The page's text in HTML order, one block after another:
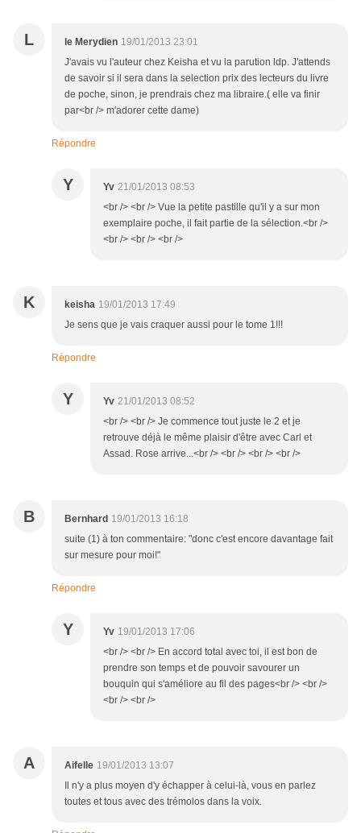
L le Merydien 19/01/2013 23:01
J'avais vu l'auteur chez Keisha et vu la parution ldp. J'attends
de savoir si il sera dans la selection prix des lecteurs du livre
de poche, sinon, je prendrais chez ma libraire.( elle va finir
par<br /> m'adorer cette dame)
Répondre
Y Yv 21/01/2013 08:53
<br /> <br /> Vue la petite pastille qu'il y a sur mon
exemplaire poche, il fait partie de la sélection.<br />
<br /> <br /> <br />
K keisha 19/01/2013 17:49
Je sens que je vais craquer aussi pour le tome 1!!!
Répondre
Y Yv 21/01/2013 08:52
<br /> <br /> Je commence tout juste le 2 et je
retrouve déjà le même plaisir d'être avec Carl et
Assad. Rose arrive...<br /> <br /> <br /> <br />
B Bernhard 19/01/2013 16:18
suite (1) à ton commentaire: "donc c'est encore davantage fait
sur mesure pour moi!"
Répondre
Y Yv 19/01/2013 17:06
<br /> <br /> En accord total avec toi, il est bon de
prendre son temps et de pouvoir savourer un
bouquin qui s'améliore au fil des pages<br /> <br />
<br /> <br />
A Aifelle 19/01/2013 13:07
Il n'y a plus moyen d'y échapper à celui-là, vous en parlez
toutes et tous avec des trémolos dans la voix.